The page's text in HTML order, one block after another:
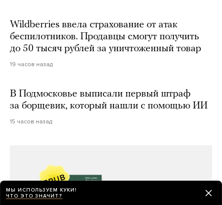
Wildberries ввела страхование от атак
беспилотников. Продавцы смогут получить
до 50 тысяч рублей за уничтоженный товар
19 часов назад
В Подмосковье выписали первый штраф
за борщевик, который нашли с помощью ИИ
15 часов назад
МЫ ИСПОЛЬЗУЕМ КУКИ!
ЧТО ЭТО ЗНАЧИТ?